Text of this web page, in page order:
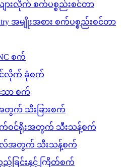
ျားလိုက် စက်ပစ္စည်းစင်တာ
အမျိုးအစား စက်ပစ္စည်းစင်တာ
စက်
ါင်လိုက် ခုံစက်
ာ စက်
က် သီးခြားစက်
ဝင်ရိုးအတွက် သီးသန့်စက်
လ်အတွက် သီးသန့်စက်
ည့်ခြင်းနှင့် ကြိတ်စက်